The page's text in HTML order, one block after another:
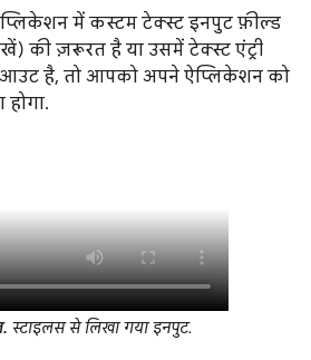
में कस्टम टेक्स्ट इनपुट फ़ील्ड
की ज़रूरत है या उसमें टेक्स्ट एंट्री
है, तो आपको अपने ऐप्लिकेशन को
स्टाइलस से लिखा गया इनपुट.